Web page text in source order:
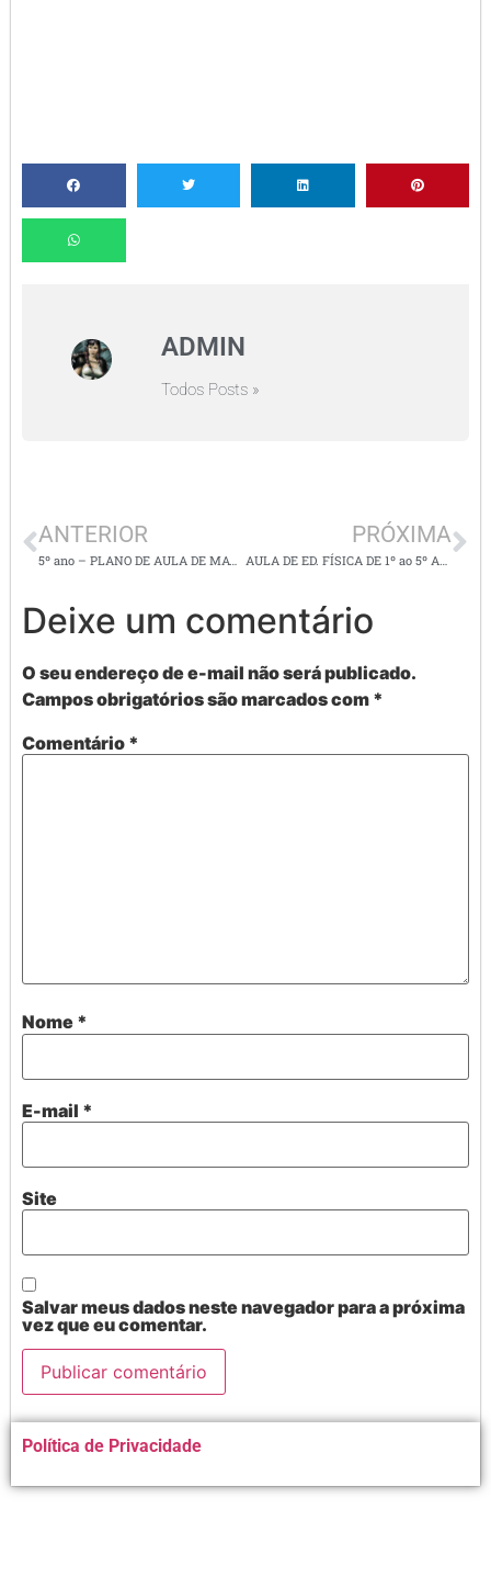
ADMIN
Todos Posts »
ANTERIOR
5º ano – PLANO DE AULA DE MATEMÁTICA -com todas as atividades alinhadas na BNCC.
PRÓXIMA
Deixe um comentário
O seu endereço de e-mail não será publicado.
Campos obrigatórios são marcados com *
Comentário *
Nome *
E-mail *
Site
Salvar meus dados neste navegador para a próxima
vez que eu comentar.
Alternative:
Política de Privacidade